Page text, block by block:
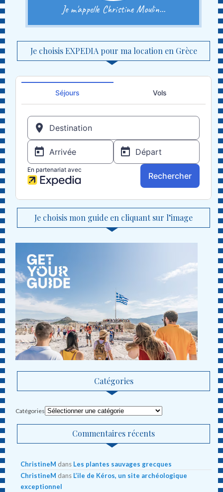
Je m'appelle Christine Moulin...
Je choisis EXPEDIA pour ma location en Grèce
Je choisis mon guide en cliquant sur l’image
Catégories
Catégories
Commentaires récents
ChristineM dans Les plantes sauvages grecques
ChristineM dans L’ile de Kéros, un site archéologique
exceptionnel